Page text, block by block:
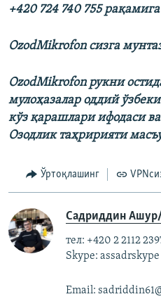
+420 724 740 755
OzodMikrofon сизга
OzodMikrofon рукни
мулоҳазалар оддий
кўз қарашлари ифодаси
Озодлик таҳририяти
Ўртоқлашинг
Садриддин
тел: +420 2 2112
Skype: assadrskype
Email: